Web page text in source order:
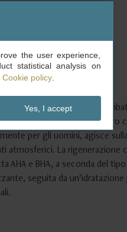
FACIAL
per la loro abilità nel
la cura che dedicavano al loro
per gli uomini, agisce
atmosferici. La rigenerazione
AHA e BHA, a seconda del
seguita da un’idratazione
the user experience,
statistical analysis on
Cookie policy.
Yes, I accept